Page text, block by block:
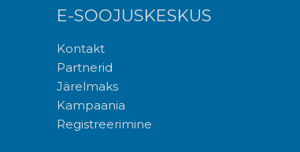
E-SOOJUSKESKUS
Kontakt
Partnerid
Järelmaks
Kampaania
Registreerimine